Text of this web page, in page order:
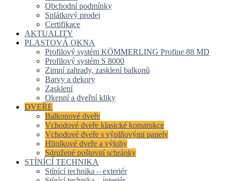
Obchodní podmínky
Splátkový prodej
Certifikace
AKTUALITY
PLASTOVÁ OKNA
Profilový systém KÖMMERLING Profine 88 MD
Profilový systém S 8000
Zimní zahrady, zasklení balkonů
Barvy a dekory
Zasklení
Okenní a dveřní kliky
DVEŘE
Balkonové dveře
Vchodové dveře klasické konstrukce
Vchodové dveře s výplňovými panely
Hliníkové dveře a výlohy
Sdružené poštovní schránky
STÍNÍCÍ TECHNIKA
Stínící technika – exteriér